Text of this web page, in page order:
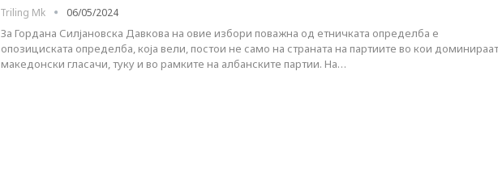
Triling Mk 06/05/2024
За Гордана Силјановска Давкова на овие избори поважна од етничката определба е
опозициската определба, која вели, постои не само на страната на партиите во кои доминираат
македонски гласачи, туку и во рамките на албанските партии. На…